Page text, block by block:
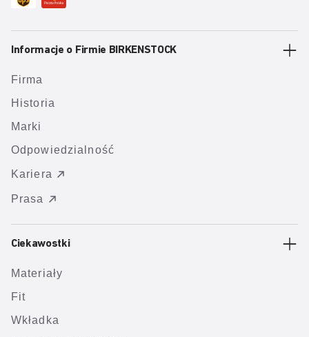
Informacje o Firmie BIRKENSTOCK
Firma
Historia
Marki
Odpowiedzialność
Kariera
Prasa
Ciekawostki
Materiały
Fit
Wkładka